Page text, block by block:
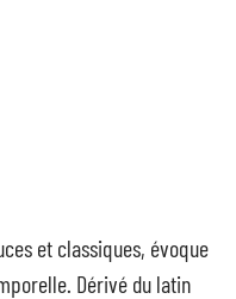
et classiques, évoque
Dérivé du latin